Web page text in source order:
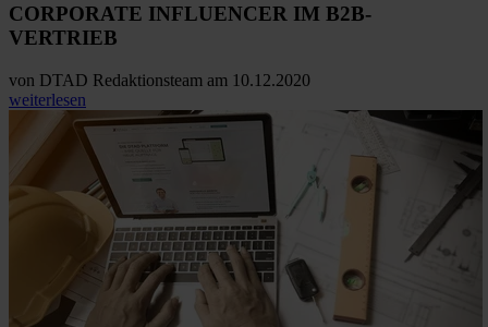
CORPORATE INFLUENCER IM B2B-
VERTRIEB
von DTAD Redaktionsteam am 10.12.2020
weiterlesen